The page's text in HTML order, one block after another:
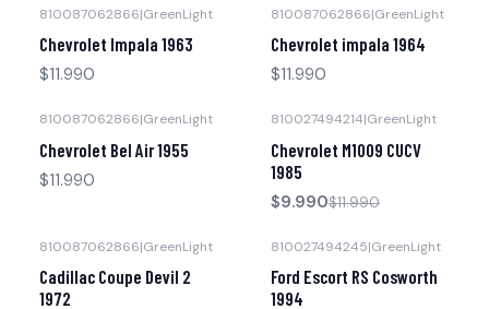
810087062866|GreenLight
Chevrolet Impala 1963
$11.990
810087062866|GreenLight
Chevrolet impala 1964
$11.990
810087062866|GreenLight
Chevrolet Bel Air 1955
$11.990
Agotado
810027494214|GreenLight
Chevrolet M1009 CUCV
1985
$9.990$11.990
810087062866|GreenLight
Cadillac Coupe Devil 2
1972
810027494245|GreenLight
Ford Escort RS Cosworth
1994